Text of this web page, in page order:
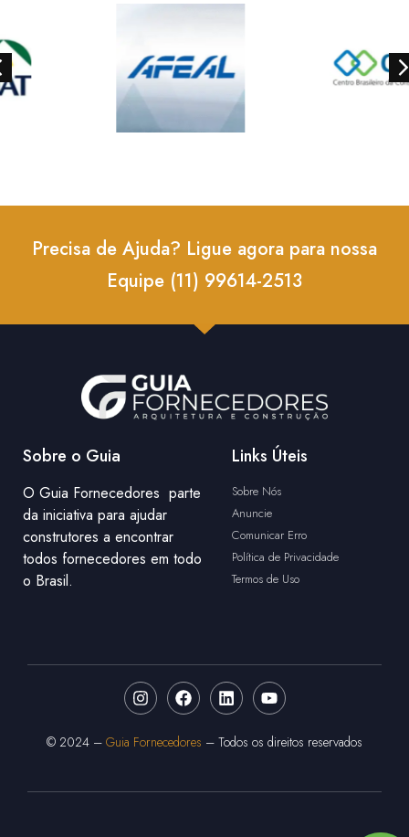
Precisa de Ajuda? Ligue agora para nossa
Equipe (11) 99614-2513
Sobre o Guia
O Guia Fornecedores parte
da iniciativa para ajudar
construtores a encontrar
todos fornecedores em todo
o Brasil.
Links Úteis
Sobre Nós
Anuncie
Comunicar Erro
Política de Privacidade
Termos de Uso
© 2024 – Guia Fornecedores – Todos os direitos reservados